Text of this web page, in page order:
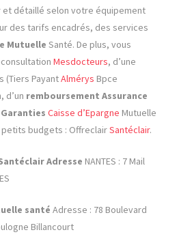
et détaillé selon votre équipement
des tarifs encadrés, des services
Mutuelle Santé. De plus, vous
Mesdocteurs, d’une
(Tiers PayantAlmérys Bpce
d’un remboursement Assurance
Caisse d’Epargne Mutuelle
petits budgets : OffreclairSantéclair.
Adresse NANTES : 7 Mail
santé Adresse : 78 Boulevard
Billancourt